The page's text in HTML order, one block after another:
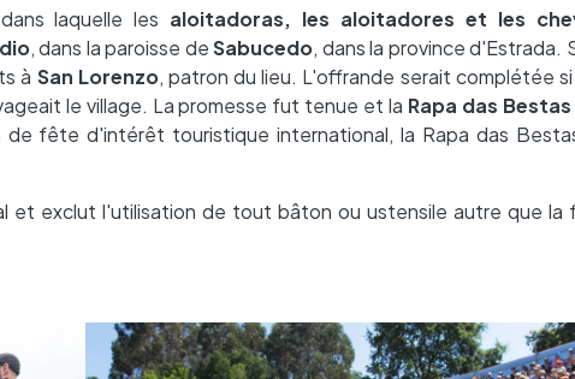
dans laquelle les aloitadoras, les aloitadores et les
, dans la paroisse deSabucedo, dans la province d'Estrada.
à San Lorenzo, patron du lieu. L'offrande serait complétée si
le village. La promesse fut tenue et la Rapa das Bestas
de fête d'intérêt touristique international, la Rapa das
et exclut l'utilisation de tout bâton ou ustensile autre que la